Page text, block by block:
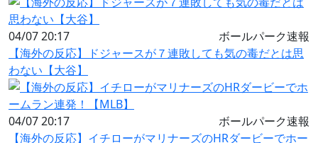
04/07 20:17
ボールパーク速報
【海外の反応】ドジャースが７連敗しても気の毒だとは思
わない【大谷】
04/07 20:17
ボールパーク速報
【海外の反応】イチローがマリナーズのHRダービーでホー